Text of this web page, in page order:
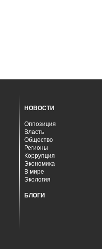
НОВОСТИ
Оппозиция
Власть
Общество
Регионы
Коррупция
Экономика
В мире
Экология
БЛОГИ